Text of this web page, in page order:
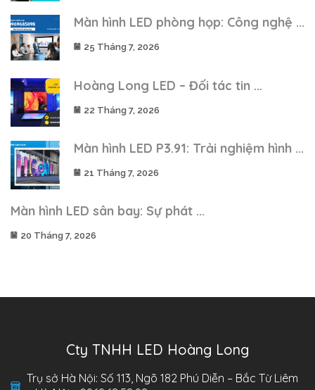
Màn hình LED phòng họp: Công nghệ ...
25 Tháng 7, 2026
Hoàng Long LED – Đối tác tin ...
22 Tháng 7, 2026
Màn hình LED P3.91: Trải nghiệm hình ...
21 Tháng 7, 2026
Màn hình LED sân bay: Sự phát ...
20 Tháng 7, 2026
Cty TNHH LED Hoàng Long
Trụ sở Hà Nội: Số 113, Ngõ 182 Phú Diễn – Bắc Từ Liêm